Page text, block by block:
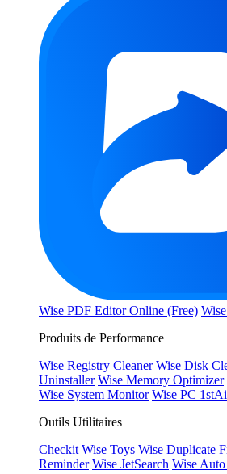
Wise PDF Editor Online (Free)
Produits de Performance
Wise Registry Cleaner Wise Disk
Uninstaller Wise Memory Optimizer
Wise System Monitor Wise PC
Outils Utilitaires
Checkit Wise Toys Wise Duplicate
Reminder Wise JetSearch Wise